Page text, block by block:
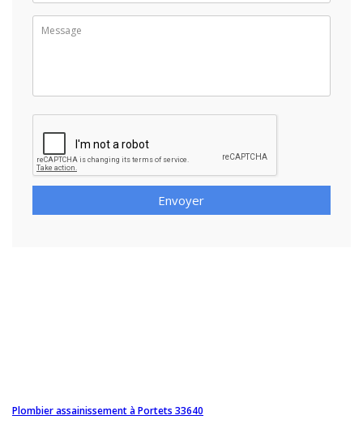
Envoyer
Plombier assainissement à Portets 33640